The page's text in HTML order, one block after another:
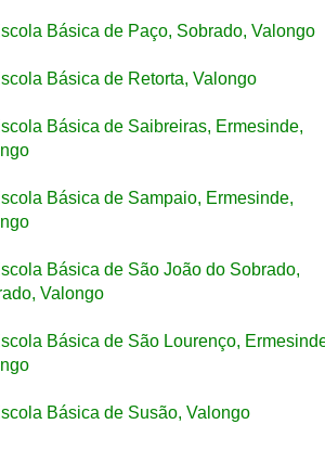
Básica de Paço, Sobrado, Valongo
Básica de Retorta, Valongo
Básica de Saibreiras, Ermesinde,
Básica de Sampaio, Ermesinde,
Básica de São João do Sobrado,
Valongo
Básica de São Lourenço,
Básica de Susão, Valongo